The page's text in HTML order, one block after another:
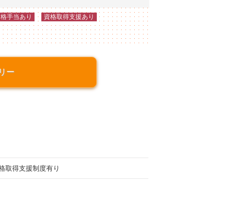
手当あり
資格取得支援あり
ー
取得支援制度有り